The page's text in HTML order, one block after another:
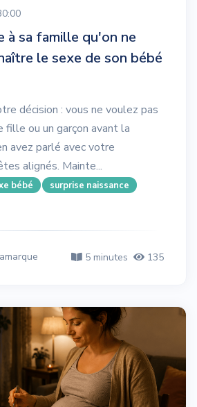
à sa famille qu'on ne
le sexe de son bébé
décision : vous ne voulez pas
fille ou un garçon avant la
avez parlé avec votre
alignés. Mainte...
bébé
surprise naissance
5 minutes 135